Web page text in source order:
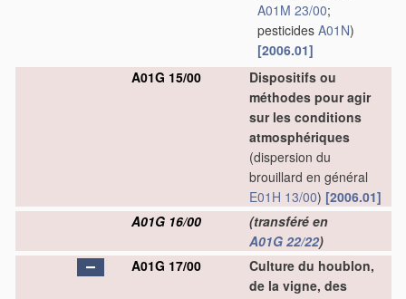
A01M 23/00;
pesticides A01N)
[2006.01]
A01G 15/00
Dispositifs ou
méthodes pour agir
sur les conditions
atmosphériques
(dispersion du
brouillard en général
E01H 13/00) [2006.01]
A01G 16/00
(transféré en
A01G 22/22)
A01G 17/00
Culture du houblon,
de la vigne, des